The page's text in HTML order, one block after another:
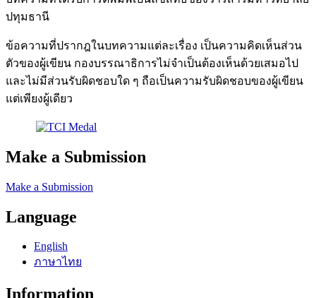
ปทุมธานี
ข้อความที่ปรากฎในบทความแต่ละเรื่อง เป็นความคิดเห็นส่วน
ตัวของผู้เขียน กองบรรณาธิการไม่จำเป็นต้องเห็นด้วยเสมอไป
และไม่มีส่วนรับผิดชอบใด ๆ ถือเป็นความรับผิดชอบของผู้เขียน
แต่เพียงผู้เดียว
Make a Submission
Make a Submission
Language
English
ภาษาไทย
Information